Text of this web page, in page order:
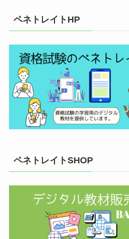
ペネトレイトHP
ペネトレイトSHOP